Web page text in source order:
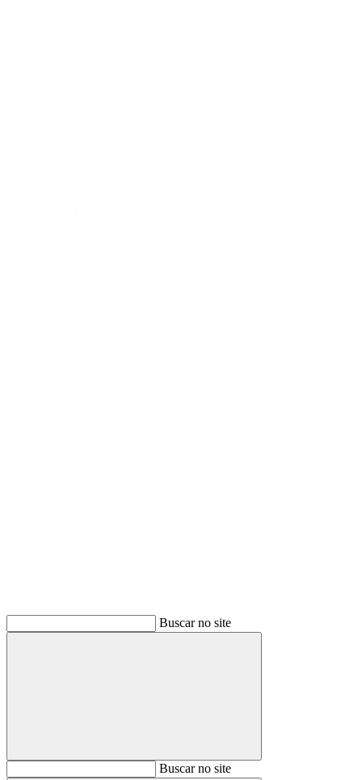
Buscar no site
BuscarBuscar no site